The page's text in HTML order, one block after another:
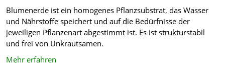
Blumenerde ist ein homogenes Pflanzsubstrat, das Wasser
und Nährstoffe speichert und auf die Bedürfnisse der
jeweiligen Pflanzenart abgestimmt ist. Es ist strukturstabil
und frei von Unkrautsamen.
Mehr erfahren